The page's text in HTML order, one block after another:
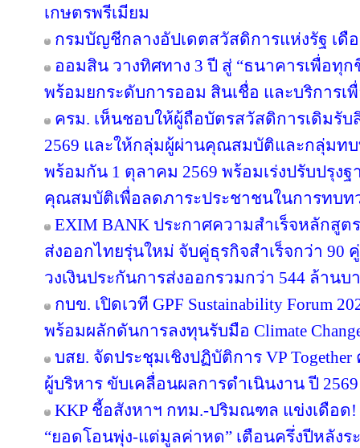
เกษตรพรีเมียม
กรมบัญชีกลางอัปเดตสวัสดิการแห่งรัฐ เดื
ออมสิน วางทิศทาง 3 ปี สู่ “ธนาคารเพื่อทุ
พร้อมยกระดับการออม สินเชื่อ และบริการเ
ครม. เห็นชอบให้ผู้ถือบัตรสวัสดิการเดิมรับ
2569 และให้กลุ่มผู้ผ่านคุณสมบัติและกลุ่มท
พร้อมกัน 1 ตุลาคม 2569 พร้อมเร่งปรับปรุง
คุณสมบัติเพื่อลดภาระประชาชนในการทบท
EXIM BANK ประกาศความสำเร็จหลักสู
ส่งออกไทยรุ่นใหม่ จับคู่ธุรกิจสำเร็จกว่า 90
วงเงินประกันการส่งออกรวมกว่า 544 ล้านบ
กบข. เปิดเวที GPF Sustainability Forum
พร้อมผลักดันการลงทุนรับมือ Climate
บสย. จัดประชุมเชิงปฏิบัติการ VP
ผู้บริหาร ขับเคลื่อนผลการดำเนินงาน ปี 2569
KKP ชี้อสังหาฯ กทม.-ปริมณฑล แข่งเดือด
“ยอดโอนพุ่ง-แต่มูลค่าหด” เตือนครึ่งปีหลัง